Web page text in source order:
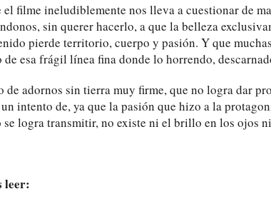
el filme ineludiblemente nos lleva a cuestionar de
sin querer hacerlo, a que la belleza
pierde territorio, cuerpo y pasión. Y que
esa frágil línea fina donde lo horrendo,
de adornos sin tierra muy firme, que no logra dar
intento de, ya que la pasión que hizo a la
se logra transmitir, no existe ni el brillo en los ojos
leer: